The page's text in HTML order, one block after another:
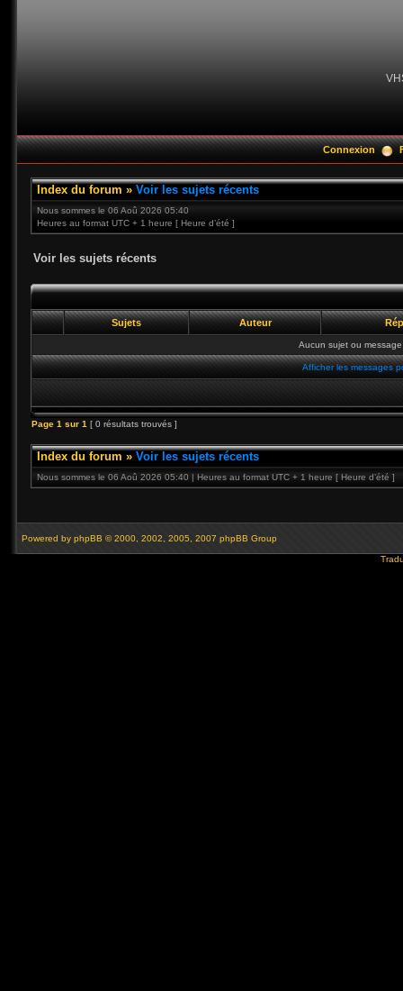
Connexion
Index du forum » Voir les sujets récents
Nous sommes le 06 Aoû 2026 05:40
Heures au format UTC + 1 heure [ Heure d’été ]
Voir les sujets récents
Sujets Auteur
Aucun sujet ou
Afficher les messages
Page 1 sur 1 [ 0 résultats trouvés ]
Index du forum » Voir les sujets récents
Nous sommes le 06 Aoû 2026 05:40 | Heures au format UTC + 1 heure [ Heure d’été ]
Powered by phpBB © 2000, 2002, 2005, 2007 phpBB Group